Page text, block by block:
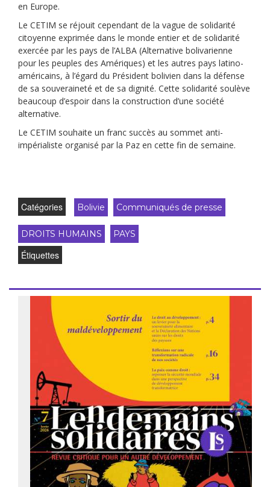
en Europe.
Le CETIM se réjouit cependant de la vague de solidarité
citoyenne exprimée dans le monde entier et de solidarité
exercée par les pays de l’ALBA (Alternative bolivarienne
pour les peuples des Amériques) et les autres pays latino-
américains, à l’égard du Président bolivien dans la défense
de sa souveraineté et de sa dignité. Cette solidarité soulève
beaucoup d’espoir dans la construction d’une société
alternative.
Le CETIM souhaite un franc succès au sommet anti-
impérialiste organisé par la Paz en cette fin de semaine.
Catégories Bolivie Communiqués de presse
DROITS HUMAINS PAYS
Étiquettes